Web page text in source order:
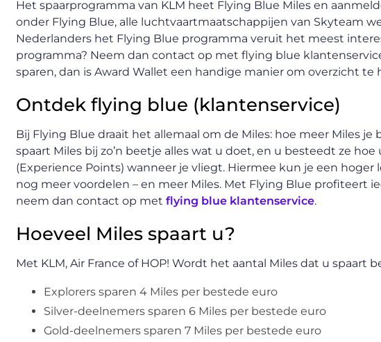
Het spaarprogramma van KLM heet Flying Blue Miles en
onder Flying Blue, alle luchtvaartmaatschappijen van Skyteam
Nederlanders het Flying Blue programma veruit het meest
programma? Neem dan contact op met flying blue
sparen, dan is Award Wallet een handige manier om overzicht te
Ontdek flying blue (klantenservice)
Bij Flying Blue draait het allemaal om de Miles: hoe meer Miles
spaart Miles bij zo’n beetje alles wat u doet, en u besteedt ze
(Experience Points) wanneer je vliegt. Hiermee kun je een
nog meer voordelen – en meer Miles. Met Flying Blue profiteert
neem dan contact op met flying blue klantenservice.
Hoeveel Miles spaart u?
Met KLM, Air France of HOP! Wordt het aantal Miles dat u spaart
Explorers sparen 4 Miles per bestede euro
Silver-deelnemers sparen 6 Miles per bestede euro
Gold-deelnemers sparen 7 Miles per bestede euro